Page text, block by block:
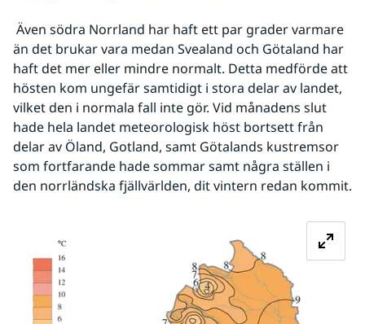
än det brukar vara medan Svealand och Götaland har
haft det mer eller mindre normalt. Detta medförde att
hösten kom ungefär samtidigt i stora delar av landet,
vilket den i normala fall inte gör. Vid månadens slut
hade hela landet meteorologisk höst bortsett från
delar av Öland, Gotland, samt Götalands kustremsor
som fortfarande hade sommar samt några ställen i
den norrländska fjällvärlden, dit vintern redan kommit.